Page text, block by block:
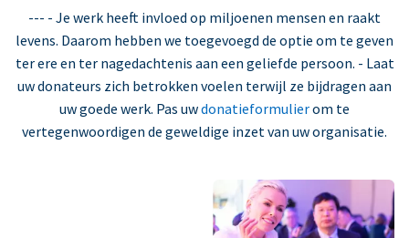
--- - Je werk heeft invloed op miljoenen mensen en raakt
levens. Daarom hebben we toegevoegd de optie om te geven
ter ere en ter nagedachtenis aan een geliefde persoon. - Laat
uw donateurs zich betrokken voelen terwijl ze bijdragen aan
uw goede werk. Pas uwdonatieformulierom te
vertegenwoordigen de geweldige inzet van uw organisatie.